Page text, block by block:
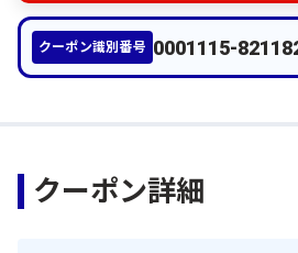
クーポン識別番号 0001115-
クーポン詳細